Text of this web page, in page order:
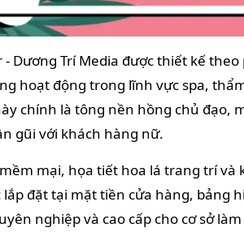
- Dương Trí Media được thiết kế
hoạt động trong lĩnh vực spa,
chính là tông nền hồng chủ đạo,
gũi với khách hàng nữ.
mại, họa tiết hoa lá trang trí
đặt tại mặt tiền cửa hàng,
nghiệp và cao cấp cho cơ sở làm